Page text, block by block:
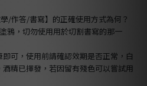
/作答/書寫】的正確使用方式為何？
鴉，切勿使用用於切割書寫的那一
可，使用前請確認效期是否正常，白
精已揮發，若因留有殘色可以嘗試用